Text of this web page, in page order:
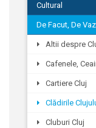
Cultural
De Facut, De
Altii despre
Cafenele,
Cartiere Cluj
Clădirile
Cluburi Cluj